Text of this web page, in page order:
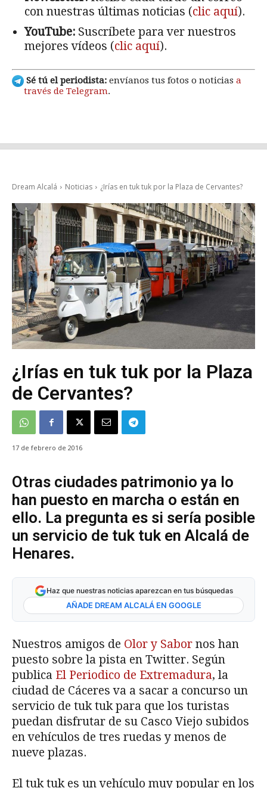
con nuestras últimas noticias (clic aquí).
YouTube: Suscríbete para ver nuestros
mejores vídeos (clic aquí).
Sé tú el periodista: envíanos tus fotos o noticias a
través de Telegram.